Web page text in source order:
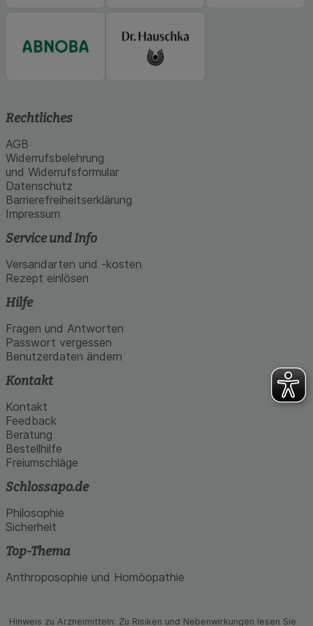
Rechtliches
AGB
Widerrufsbelehrung
und Widerrufsformular
Datenschutz
Barrierefreiheitserklärung
Impressum
Service und Info
Versandarten und -kosten
Rezept einlösen
Hilfe
Fragen und Antworten
Passwort vergessen
Benutzerdaten ändern
Kontakt
Kontakt
Feedback
Beratung
Bestellhilfe
Freiumschläge
Schlossapo.de
Philosophie
Sicherheit
Top-Thema
Anthroposophie und Homöopathie
Hinweis zu Arzneimitteln: Zu Risiken und Neben­wirkungen lesen Sie